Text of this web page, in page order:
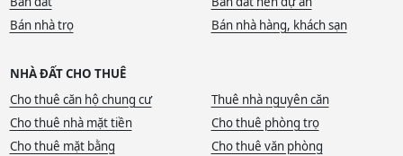
Bán nhà trọ
Bán nhà hàng, khách sạn
NHÀ ĐẤT CHO THUÊ
Cho thuê căn hộ chung cư
Thuê nhà nguyên căn
Cho thuê nhà mặt tiền
Cho thuê phòng trọ
Cho thuê mặt bằng
Cho thuê văn phòng